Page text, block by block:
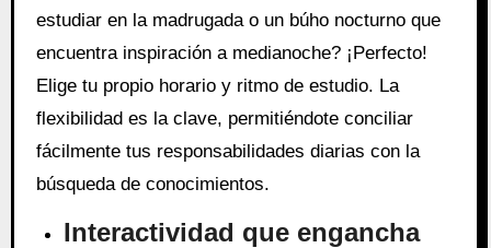
estudiar en la madrugada o un búho nocturno que
encuentra inspiración a medianoche? ¡Perfecto!
Elige tu propio horario y ritmo de estudio. La
flexibilidad es la clave, permitiéndote conciliar
fácilmente tus responsabilidades diarias con la
búsqueda de conocimientos.
Interactividad que engancha